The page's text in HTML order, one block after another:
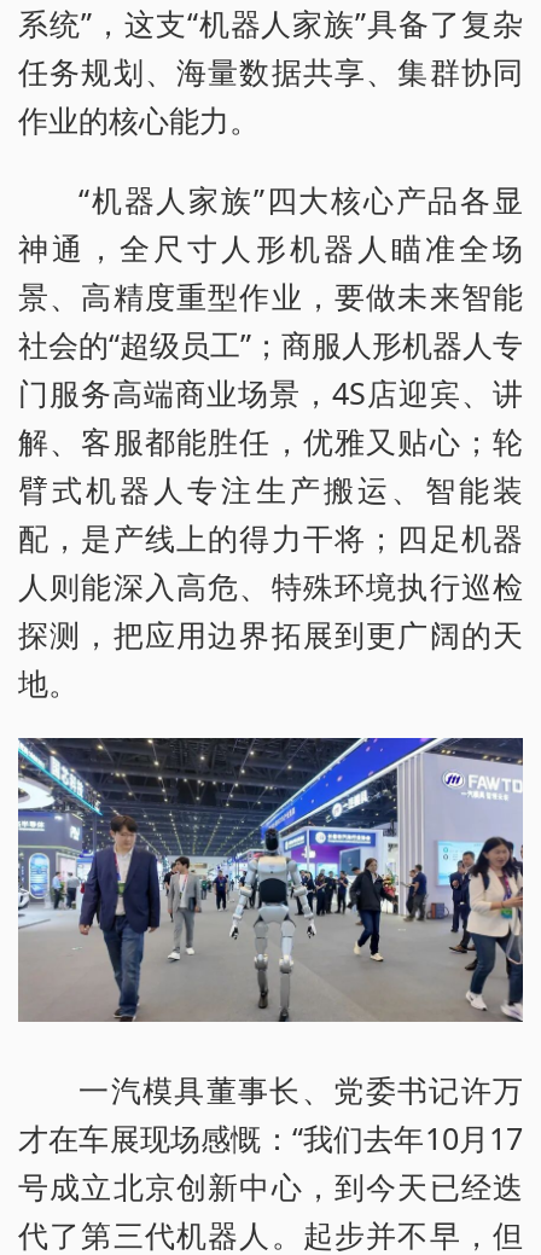
系统”，这支“机器人家族”具备了复杂
任务规划、海量数据共享、集群协同
作业的核心能力。
“机器人家族”四大核心产品各显
神通，全尺寸人形机器人瞄准全场
景、高精度重型作业，要做未来智能
社会的“超级员工”；商服人形机器人专
门服务高端商业场景，4S店迎宾、讲
解、客服都能胜任，优雅又贴心；轮
臂式机器人专注生产搬运、智能装
配，是产线上的得力干将；四足机器
人则能深入高危、特殊环境执行巡检
探测，把应用边界拓展到更广阔的天
地。
一汽模具董事长、党委书记许万
才在车展现场感慨：“我们去年10月17
号成立北京创新中心，到今天已经迭
代了第三代机器人。起步并不早，但